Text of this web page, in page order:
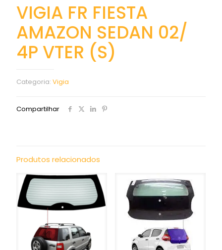
VIGIA FR FIESTA
AMAZON SEDAN 02/
4P VTER (S)
Categoria: Vigia
Compartilhar
Produtos relacionados